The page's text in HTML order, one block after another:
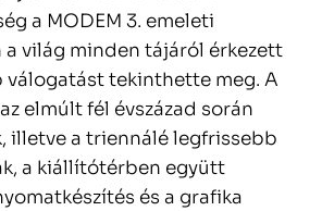
a MODEM 3. emeleti
világ minden tájáról érkezett
tekinthette meg. A
elmúlt fél évszázad során
illetve a triennálé legfrissebb
a kiállítótérben együtt
és a grafika